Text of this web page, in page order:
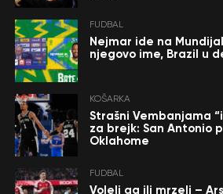
FUDBAL
Nejmar ide na
njegovo ime, Brazil u
KOŠARKA
Strašni Vembanjama
za brejk: San Antonio
Oklahome
FUDBAL
Voleli ga ili mrzeli –